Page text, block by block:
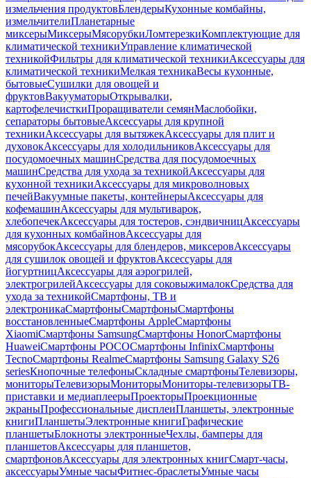
измельчения продуктовБлендерыКухонные комбайны,
измельчителиПланетарные
миксерыМиксерыМясорубкиЛомтерезкиКомплектующие для
климатической техникиУправление климатической
техникойФильтры для климатической техникиАксессуары для
климатической техникиМелкая техникаВесы кухонные,
бытовыеСушилки для овощей и
фруктовВакууматорыОткрывалки,
картофелечисткиПроращиватели семянМаслобойки,
сепараторы бытовыеАксессуары для крупной
техникиАксессуары для вытяжекАксессуары для плит и
духовокАксессуары для холодильниковАксессуары для
посудомоечных машинСредства для посудомоечных
машинСредства для ухода за техникойАксессуары для
кухонной техникиАксессуары для микроволновых
печейВакуумные пакеты, контейнерыАксессуары для
кофемашинАксессуары для мультиварок,
хлебопечекАксессуары для тостеров, сэндвичницАксессуары
для кухонных комбайновАксессуары для
мясорубокАксессуары для блендеров, миксеровАксессуары
для сушилок овощей и фруктовАксессуары для
йогуртницАксессуары для аэрогрилей,
электрогрилейАксессуары для соковыжималокСредства для
ухода за техникойСмартфоны, ТВ и
электроникаСмартфоныСмартфоныСмартфоны
восстановленныеСмартфоны AppleСмартфоны
XiaomiСмартфоны SamsungСмартфоны HonorСмартфоны
HuaweiСмартфоны POCOСмартфоны InfinixСмартфоны
TecnoСмартфоны RealmeСмартфоны Samsung Galaxy S26
seriesКнопочные телефоныСкладные смартфоныТелевизоры,
мониторыТелевизорыМониторыМониторы-телевизорыТВ-
приставки и медиаплеерыПроекторыПроекционные
экраныПрофессиональные дисплеиПланшеты, электронные
книгиПланшетыЭлектронные книгиГрафические
планшетыБлокноты электронныеЧехлы, бамперы для
планшетовАксессуары для планшетов,
смартфоновАксессуары для электронных книгСмарт-часы,
аксессуарыУмные часыФитнес-браслетыУмные часы